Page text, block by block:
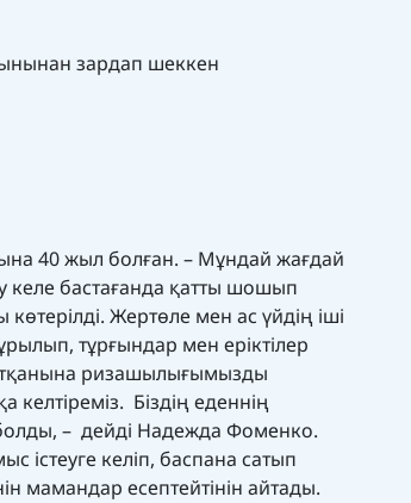
зардап шеккен
40 жыл болған. – Мұндай жағдай
келе бастағанда қатты шошып
Жертөле мен ас үйдің іші
тұрғындар мен еріктілер
ризашылығымызды
келтіреміз. Біздің еденнің
– дейді Надежда Фоменко.
келіп, баспана сатып
мамандар есептейтінін айтады.